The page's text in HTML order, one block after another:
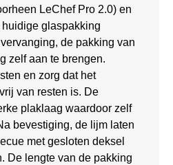
LeChef Pro 2.0) en
glaspakking
de pakking van
zelf aan te brengen.
en zorg dat het
van resten is. De
plaklaag waardoor zelf
bevestiging, de lijm laten
met gesloten deksel
De lengte van de pakking